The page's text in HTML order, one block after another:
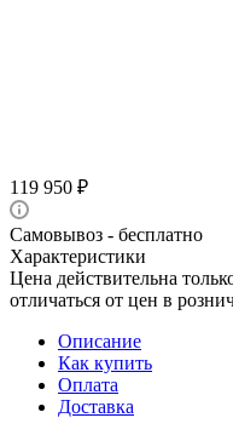
119 950 ₽
Самовывоз - бесплатно
Характеристики
Цена действительна
отличаться от цен в
Описание
Как купить
Оплата
Доставка